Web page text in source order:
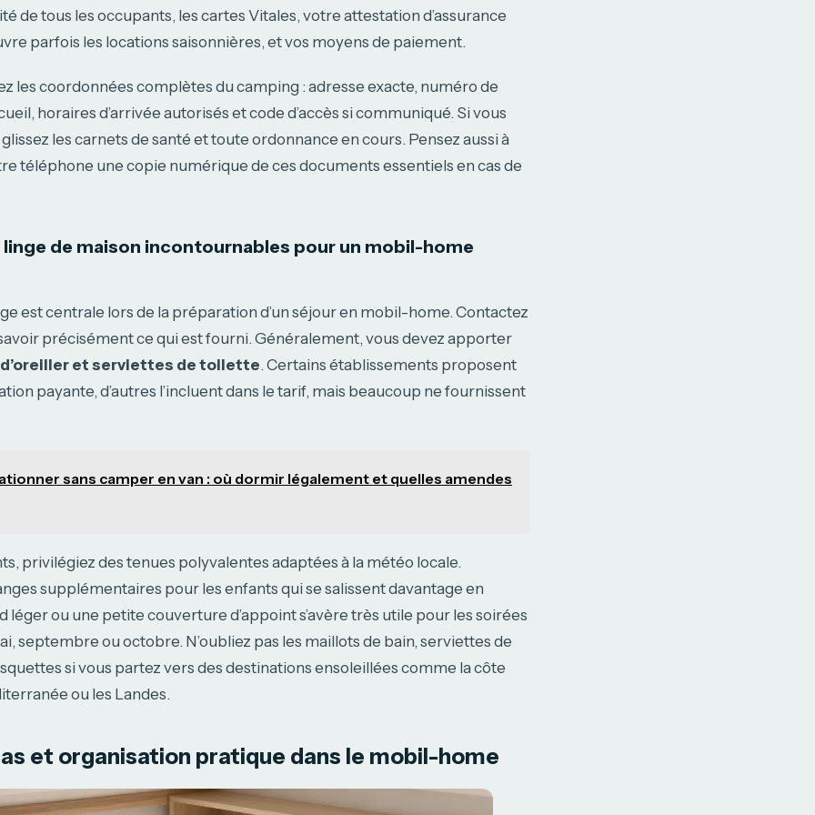
de tous les occupants, les cartes Vitales, votre attestation d’assurance
parfois les locations saisonnières, et vos moyens de paiement.
les coordonnées complètes du camping : adresse exacte, numéro de
horaires d’arrivée autorisés et code d’accès si communiqué. Si vous
les carnets de santé et toute ordonnance en cours. Pensez aussi à
téléphone une copie numérique de ces documents essentiels en cas de
de maison incontournables pour un mobil-home
est centrale lors de la préparation d’un séjour en mobil-home. Contactez
précisément ce qui est fourni. Généralement, vous devez apporter
et serviettes de toilette. Certains établissements proposent
payante, d’autres l’incluent dans le tarif, mais beaucoup ne fournissent
sans camper en van : où dormir légalement et quelles amendes
privilégiez des tenues polyvalentes adaptées à la météo locale.
supplémentaires pour les enfants qui se salissent davantage en
léger ou une petite couverture d’appoint s’avère très utile pour les soirées
septembre ou octobre. N’oubliez pas les maillots de bain, serviettes de
si vous partez vers des destinations ensoleillées comme la côte
ou les Landes.
et organisation pratique dans le mobil-home